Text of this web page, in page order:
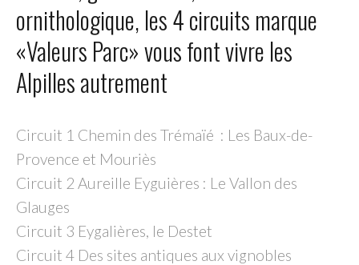
ornithologique, les 4 circuits marque
«Valeurs Parc» vous font vivre les
Alpilles autrement
Circuit 1 Chemin des Trémaïé : Les Baux-de-
Provence et Mouriès
Circuit 2 Aureille Eyguières : Le Vallon des
Glauges
Circuit 3 Eygalières, le Destet
Circuit 4 Des sites antiques aux vignobles